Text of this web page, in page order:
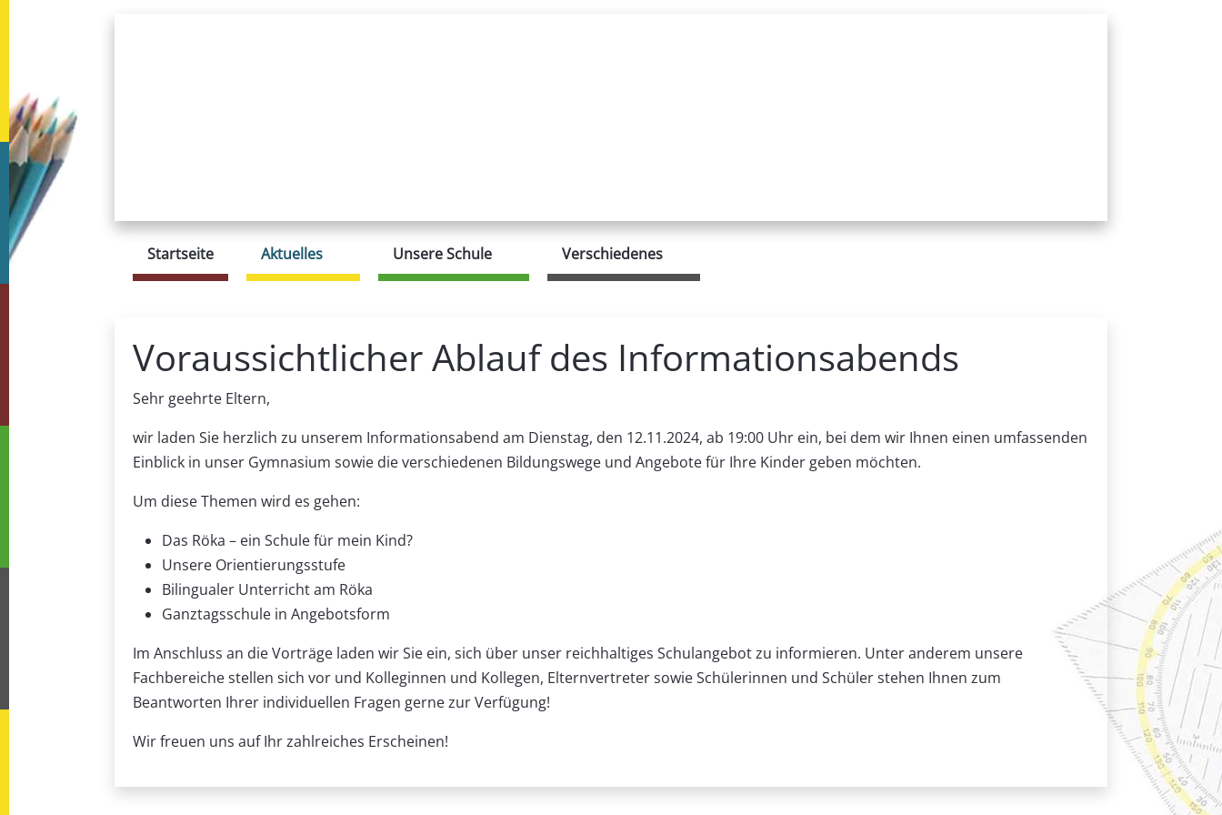
Startseite Aktuelles Unsere Schule Verschiedenes
Voraussichtlicher Ablauf des Informationsabends
Sehr geehrte Eltern,
wir laden Sie herzlich zu unserem Informationsabend am Dienstag, den 12.11.2024, ab 19:00 Uhr ein, bei dem wir Ihnen einen umfassenden
Einblick in unser Gymnasium sowie die verschiedenen Bildungswege und Angebote für Ihre Kinder geben möchten.
Um diese Themen wird es gehen:
Das Röka – ein Schule für mein Kind?
Unsere Orientierungsstufe
Bilingualer Unterricht am Röka
Ganztagsschule in Angebotsform
Im Anschluss an die Vorträge laden wir Sie ein, sich über unser reichhaltiges Schulangebot zu informieren. Unter anderem unsere
Fachbereiche stellen sich vor und Kolleginnen und Kollegen, Elternvertreter sowie Schülerinnen und Schüler stehen Ihnen zum
Beantworten Ihrer individuellen Fragen gerne zur Verfügung!
Wir freuen uns auf Ihr zahlreiches Erscheinen!